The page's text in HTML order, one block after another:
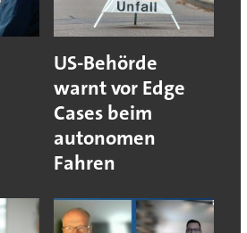
US-Behörde
warnt vor Edge
Cases beim
autonomen
Fahren